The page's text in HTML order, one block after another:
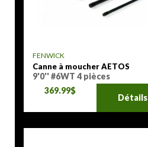
FENWICK
Canne à moucher AETOS
9'0'' #6WT 4 pièces
369.99$
Détails